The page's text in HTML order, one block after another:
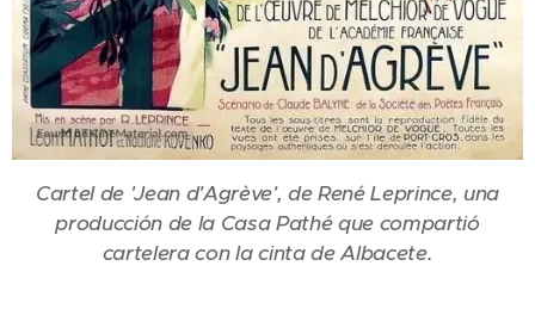
Cartel de 'Jean d'Agrève', de René Leprince, una
producción de la Casa Pathé que compartió
cartelera con la cinta de Albacete.